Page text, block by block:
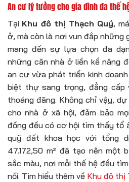
An cư lý tưởng cho gia đình đa thế
Tại Khu đô thị Thạch Quý,
ở, mà còn là nơi vun đắp những
mang đến sự lựa chọn đa
những căn nhà ở liền kề năng
an cư vừa phát triển kinh
biệt thự sang trọng, đẳng cấp
thoáng đãng. Không chỉ vậy,
cho nhà ở xã hội, đảm bảo
đồng đều có cơ hội tìm thấy tổ
quỹ đất khoa học với tổng
47.172,50 m² đã tạo nên một
sắc màu, nơi mỗi thế hệ đều
nối. Tìm hiểu thêm về Khu đô thị